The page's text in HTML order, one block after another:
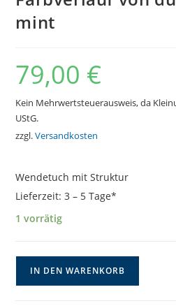
mint
79,00 €
Kein Mehrwertsteuerausweis, da
UStG.
zzgl.Versandkosten
Wendetuch mit Struktur
Lieferzeit:3 – 5 Tage*
1 vorrätig
IN DEN WARENKORB